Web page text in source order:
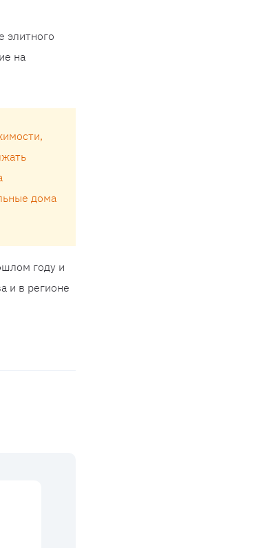
элитного
на
дома
году и
и в регионе